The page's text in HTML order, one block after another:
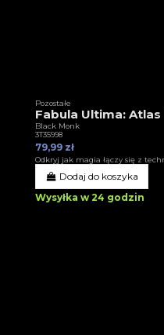
Pozostałe
Fabula Ultima: Atlas
Black Monk
3T35998
79,99 zł
Odkryj jak magia łączy się z
Dodaj do koszyka
Wysyłka w 24 godzin